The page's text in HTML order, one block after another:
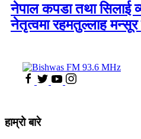
नेपाल कपडा तथा सिलाई
नेतृत्वमा रहमतुल्लाह
हाम्रो बारे